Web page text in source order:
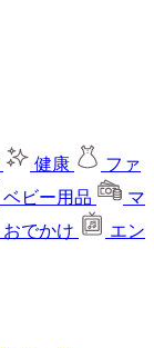
健康
ファ
ベビー用品
マ
おでかけ
エン